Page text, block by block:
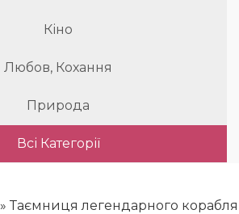
Кіно
Любов, Кохання
Природа
Всі Категорії
» Таємниця легендарного корабля